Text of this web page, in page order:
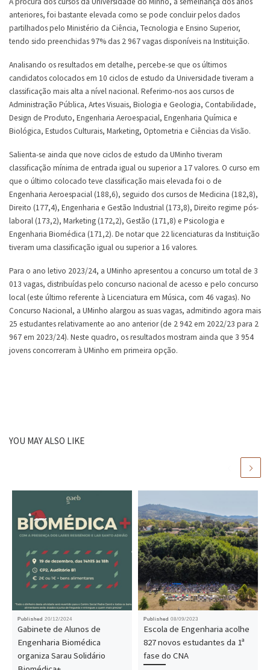
anteriores, foi bastante elevada como se pode concluir pelos dados
partilhados pelo Ministério da Ciência, Tecnologia e Ensino Superior,
tendo sido preenchidas 97% das 2 967 vagas disponíveis na Instituição.
Analisando os resultados em detalhe, percebe-se que os últimos
candidatos colocados em 10 ciclos de estudo da Universidade tiveram a
classificação mais alta a nível nacional. Referimo-nos aos cursos de
Administração Pública, Artes Visuais, Biologia e Geologia, Contabilidade,
Design de Produto, Engenharia Aeroespacial, Engenharia Química e
Biológica, Estudos Culturais, Marketing, Optometria e Ciências da Visão.
Salienta-se ainda que nove ciclos de estudo da UMinho tiveram
classificação mínima de entrada igual ou superior a 17 valores. O curso em
que o último colocado teve classificação mais elevada foi o de
Engenharia Aeroespacial (188,6), seguido dos cursos de Medicina (182,8),
Direito (177,4), Engenharia e Gestão Industrial (173,8), Direito regime pós-
laboral (173,2), Marketing (172,2), Gestão (171,8) e Psicologia e
Engenharia Biomédica (171,2). De notar que 22 licenciaturas da Instituição
tiveram uma classificação igual ou superior a 16 valores.
Para o ano letivo 2023/24, a UMinho apresentou a concurso um total de 3
013 vagas, distribuídas pelo concurso nacional de acesso e pelo concurso
local (este último referente à Licenciatura em Música, com 46 vagas). No
Concurso Nacional, a UMinho alargou as suas vagas, admitindo agora mais
25 estudantes relativamente ao ano anterior (de 2 942 em 2022/23 para 2
967 em 2023/24). Neste quadro, os resultados mostram ainda que 3 954
jovens concorreram à UMinho em primeira opção.
YOU MAY ALSO LIKE
Published 20/12/2024
Gabinete de Alunos de
Engenharia Biomédica
organiza Sarau Solidário
Published 08/09/2023
Escola de Engenharia acolhe
827 novos estudantes da 1ª
fase do CNA